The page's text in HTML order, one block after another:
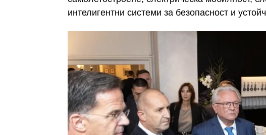
интелигентни системи за безопасност и